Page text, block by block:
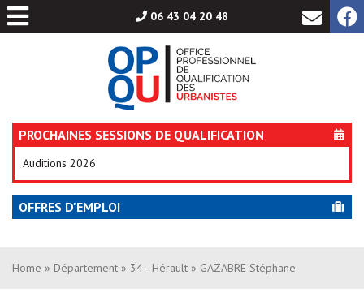
06 43 04 20 48
PROCHAINES SESSIONS DE QUALIFICATION
Auditions 2026
OFFRES D'EMPLOI
Aller
au
Home » Département » 34 - Hérault » GAZABRE Stéphane